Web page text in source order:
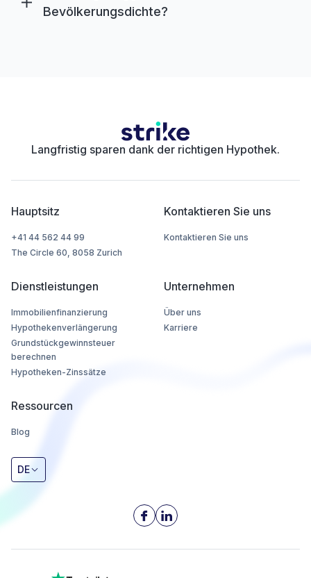
Bevölkerungsdichte?
Langfristig sparen dank der richtigen Hypothek.
Hauptsitz
+41 44 562 44 99
The Circle 60, 8058 Zurich
Kontaktieren Sie uns
Kontaktieren Sie uns
Dienstleistungen
Immobilienfinanzierung
Hypothekenverlängerung
Grundstückgewinnsteuer
berechnen
Hypotheken-Zinssätze
Unternehmen
Über uns
Karriere
Ressourcen
Blog
DE